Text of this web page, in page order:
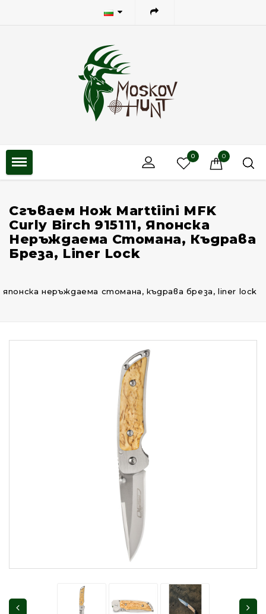
0 0
Сгъваем Нож Marttiini MFK
Curly Birch 915111, Японска
Неръждаема Стомана, Къдрава
Бреза, Liner Lock
японска неръждаема стомана, къдрава бреза, liner lock